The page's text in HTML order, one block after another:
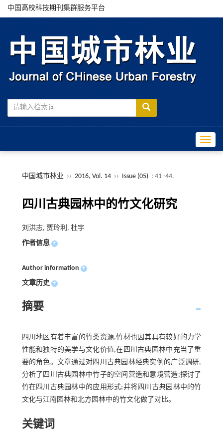
中国高校科技期刊集群服务平台
中国城市林业 ›› 2016, Vol. 14 ›› Issue (05) : 41 -44.
四川古典园林中的竹文化研究
刘洪志, 贾玲利, 杜宇
作者信息 +
Author information +
文章历史 +
摘要
四川地区有着丰富的竹类资源,竹材也因其具有较好的力学
性能和独特的美学与文化价值,在四川古典园林中充当了重
要的角色。文章通过对四川古典园林经典实例的广泛调研,
分析了四川古典园林中竹子的空间营造和意境营造;探讨了
竹在四川古典园林中的应用形式;并将四川古典园林中的竹
文化与江南园林和北方园林中的竹文化做了对比。
关键词